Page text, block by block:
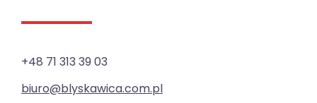
+48 71 313 39 03
biuro@blyskawica.com.pl